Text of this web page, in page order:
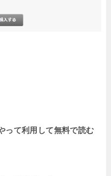
って利用して無料で読む